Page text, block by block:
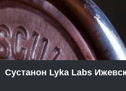
Сустанон Lyka Labs